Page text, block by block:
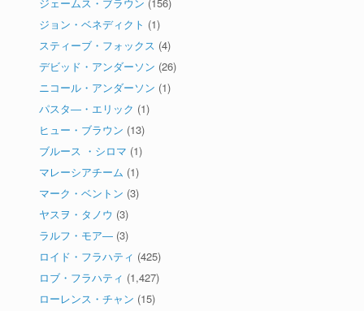
ジェームス・ブラウン (156)
ジョン・ベネディクト (1)
スティーブ・フォックス (4)
デビッド・アンダーソン (26)
ニコール・アンダーソン (1)
パスタ―・エリック (1)
ヒュー・ブラウン (13)
ブルース ・シロマ (1)
マレーシアチーム (1)
マーク・ベントン (3)
ヤスヲ・タノウ (3)
ラルフ・モア― (3)
ロイド・フラハティ (425)
ロブ・フラハティ (1,427)
ローレンス・チャン (15)